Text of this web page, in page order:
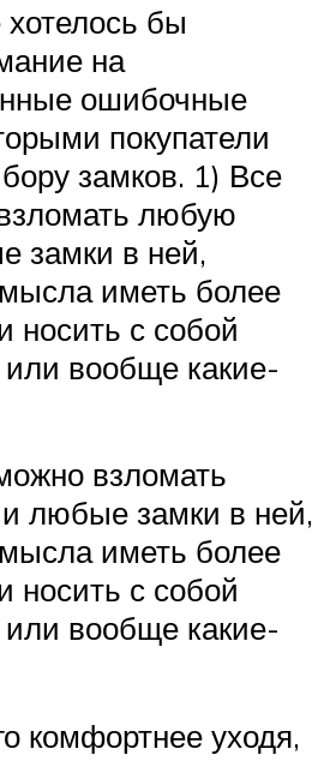
бы
на
ошибочные
покупатели
замков. 1) Все
любую
замки в ней,
иметь более
носить с собой
вообще какие-
взломать
любые замки в ней,
иметь более
носить с собой
вообще какие-
комфортнее уходя,